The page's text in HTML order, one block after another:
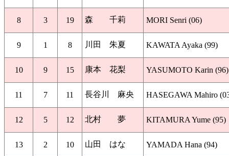
8 3 19 森 千莉 MORI Senri (06)
9 1 8 川田 朱夏 KAWATA Ayaka (99)
10 9 15 康本 花梨 YASUMOTO Karin (96)
11 7 11 長谷川 麻央 HASEGAWA Mahiro
12 5 12 北村 夢 KITAMURA Yume (95)
13 2 10 山田 はな YAMADA Hana (94)